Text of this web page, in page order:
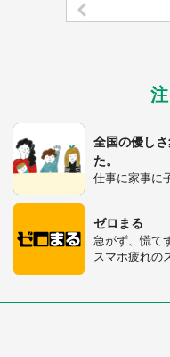
全国の優し
た。
仕事に家事に
ゼロまる
急がず、慌て
スマホ疲れの